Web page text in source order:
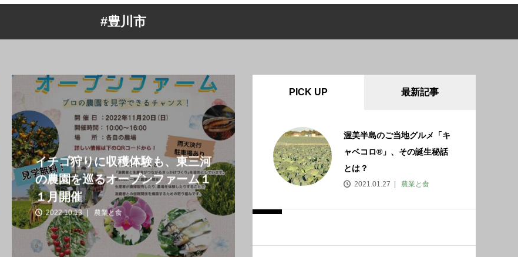
#豊川市
イチゴ狩りに収穫体験も、東三河
の農園を巡るオープンファーム１
１月開催
2022.10.13 農業と食
PICK UP 最新記事
渥美半島のご当地グルメ「キ
ャベコロ®」、その誕生秘話
とは？
2021.01.27 農業と食